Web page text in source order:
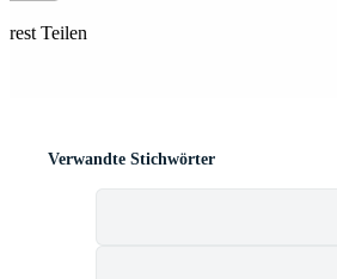
Teilen
Verwandte Stichwörter